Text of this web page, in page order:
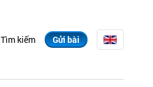
Tìm kiếm Gửi bài